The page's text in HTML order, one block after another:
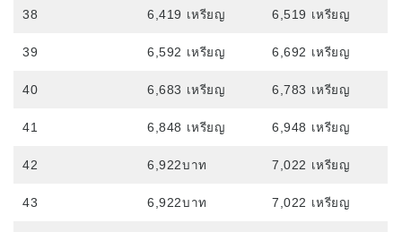
38 6,419 เหรียญ 6,519 เหรียญ
39 6,592 เหรียญ 6,692 เหรียญ
40 6,683 เหรียญ 6,783 เหรียญ
41 6,848 เหรียญ 6,948 เหรียญ
42 6,922บาท 7,022 เหรียญ
43 6,922บาท 7,022 เหรียญ